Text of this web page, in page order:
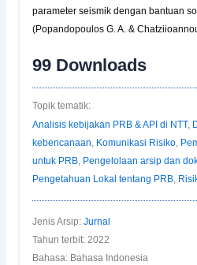
parameter seismik dengan bantuan
(Popandopoulos G. A. &
99 Downloads
Topik tematik:
Analisis kebijakan PRB & API di NTT,
kebencanaan, Komunikasi Risiko,
untuk PRB, Pengelolaan arsip dan
Pengetahuan Lokal tentang PRB,
Jenis Arsip:Jurnal
Tahun terbit: 2022
Bahasa: Bahasa Indonesia